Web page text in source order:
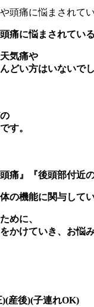
痛に悩まされてい
気痛や
どい方はいないで
す。
痛』『後頭部付近
の機能に関与して
めに、
かけていき、お悩
産後)(子連れOK)